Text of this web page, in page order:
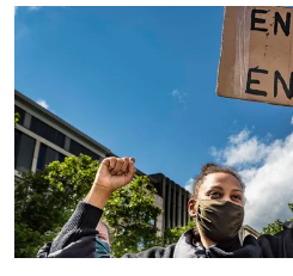
unterstützen
genossenschaft
epaper login